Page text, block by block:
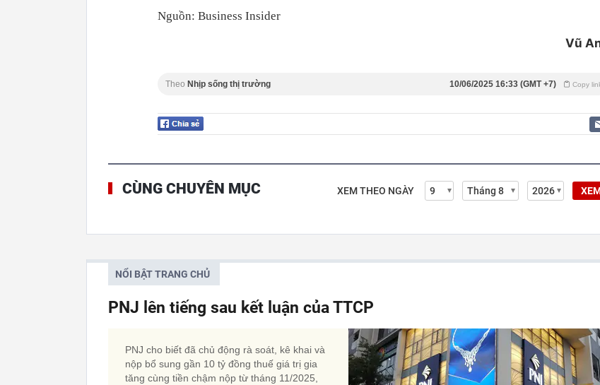
Nguồn: Business Insider
Vũ
Theo Nhịp sống thị trường Copy
10/06/2025 16:33 (GMT +7)
CÙNG CHUYÊN MỤC XEM THEO NGÀY
NỔI BẬT TRANG CHỦ
PNJ lên tiếng sau kết luận của TTCP
PNJ cho biết đã chủ động rà soát, kê khai và
nộp bổ sung gần 10 tỷ đồng thuế giá trị gia
tăng cùng tiền chậm nộp từ tháng 11/2025,